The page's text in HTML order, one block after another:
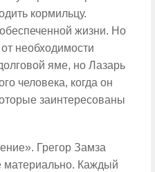
кормильцу.
жизни. Но
необходимости
яме, но Лазарь
человека, когда он
заинтересованы
Грегор Замза
материально. Каждый